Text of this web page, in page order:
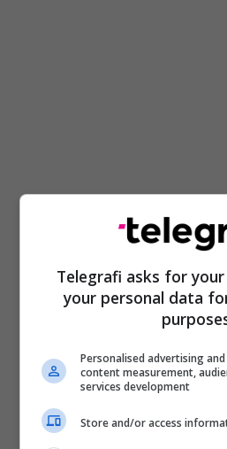
Telegrafi asks for
your personal data
Personalised advertising
content measurement,
services development
Store and/or access